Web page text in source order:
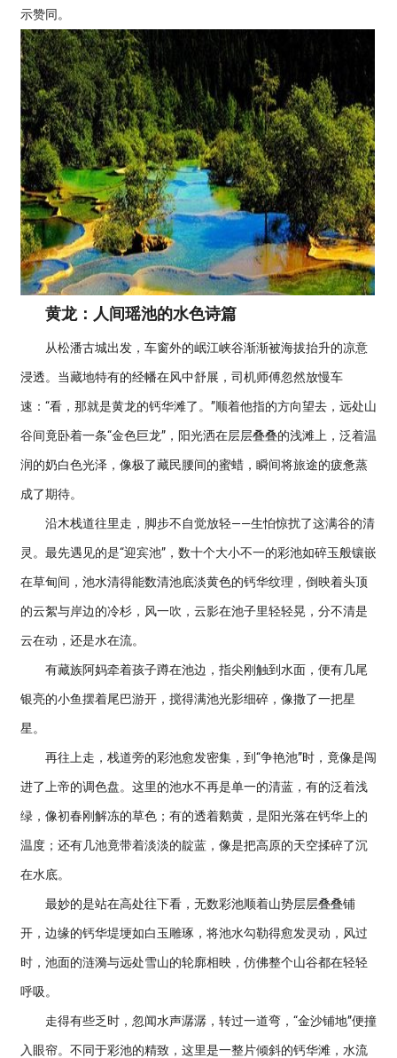
示赞同。
黄龙：人间瑶池的水色诗篇
从松潘古城出发，车窗外的岷江峡谷渐渐被海拔抬升的凉意
浸透。当藏地特有的经幡在风中舒展，司机师傅忽然放慢车
速：“看，那就是黄龙的钙华滩了。”顺着他指的方向望去，远处山
谷间竟卧着一条“金色巨龙”，阳光洒在层层叠叠的浅滩上，泛着温
润的奶白色光泽，像极了藏民腰间的蜜蜡，瞬间将旅途的疲惫蒸
成了期待。
沿木栈道往里走，脚步不自觉放轻——生怕惊扰了这满谷的清
灵。最先遇见的是“迎宾池”，数十个大小不一的彩池如碎玉般镶嵌
在草甸间，池水清得能数清池底淡黄色的钙华纹理，倒映着头顶
的云絮与岸边的冷杉，风一吹，云影在池子里轻轻晃，分不清是
云在动，还是水在流。
有藏族阿妈牵着孩子蹲在池边，指尖刚触到水面，便有几尾
银亮的小鱼摆着尾巴游开，搅得满池光影细碎，像撒了一把星
星。
再往上走，栈道旁的彩池愈发密集，到“争艳池”时，竟像是闯
进了上帝的调色盘。这里的池水不再是单一的清蓝，有的泛着浅
绿，像初春刚解冻的草色；有的透着鹅黄，是阳光落在钙华上的
温度；还有几池竟带着淡淡的靛蓝，像是把高原的天空揉碎了沉
在水底。
最妙的是站在高处往下看，无数彩池顺着山势层层叠叠铺
开，边缘的钙华堤埂如白玉雕琢，将池水勾勒得愈发灵动，风过
时，池面的涟漪与远处雪山的轮廓相映，仿佛整个山谷都在轻轻
呼吸。
走得有些乏时，忽闻水声潺潺，转过一道弯，“金沙铺地”便撞
入眼帘。不同于彩池的精致，这里是一整片倾斜的钙华滩，水流